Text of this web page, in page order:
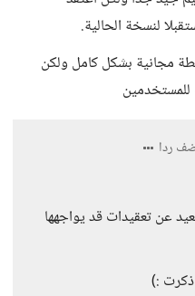
لنسخة الحالية.
مجانية بشكل كامل ولكن
ردا
عن تعقيدات قد يواجهها
ذكرت :)